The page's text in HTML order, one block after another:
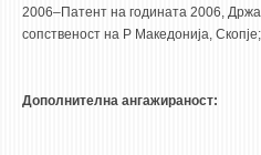
2006–Патент на годината 2006,
сопственост на Р Македонија, Скопје;
Дополнителна ангажираност: